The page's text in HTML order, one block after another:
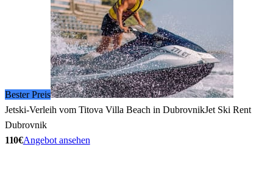
Bester Preis
Jetski-Verleih vom Titova Villa Beach in DubrovnikJet Ski Rent
Dubrovnik
110€Angebot ansehen